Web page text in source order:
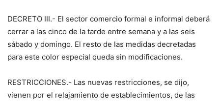
DECRETO III.- El sector comercio formal e informal deberá
cerrar a las cinco de la tarde entre semana y a las seis
sábado y domingo. El resto de las medidas decretadas
para este color especial queda sin modificaciones.
RESTRICCIONES.- Las nuevas restricciones, se dijo,
vienen por el relajamiento de establecimientos, de las